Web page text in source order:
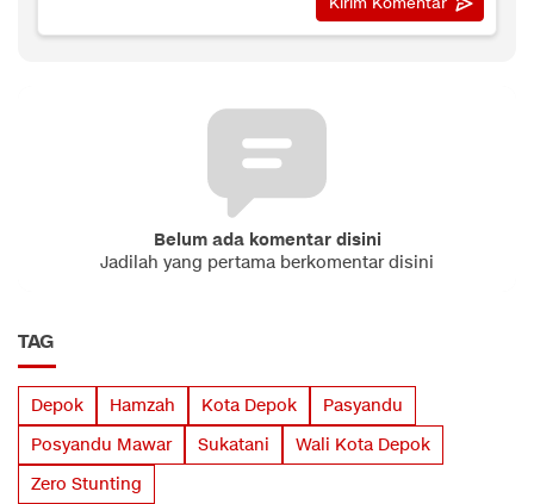
Belum ada komentar disini
Jadilah yang pertama berkomentar disini
TAG
Depok Hamzah Kota Depok
Pasyandu
Posyandu Mawar
Sukatani
Wali Kota Depok
Zero Stunting